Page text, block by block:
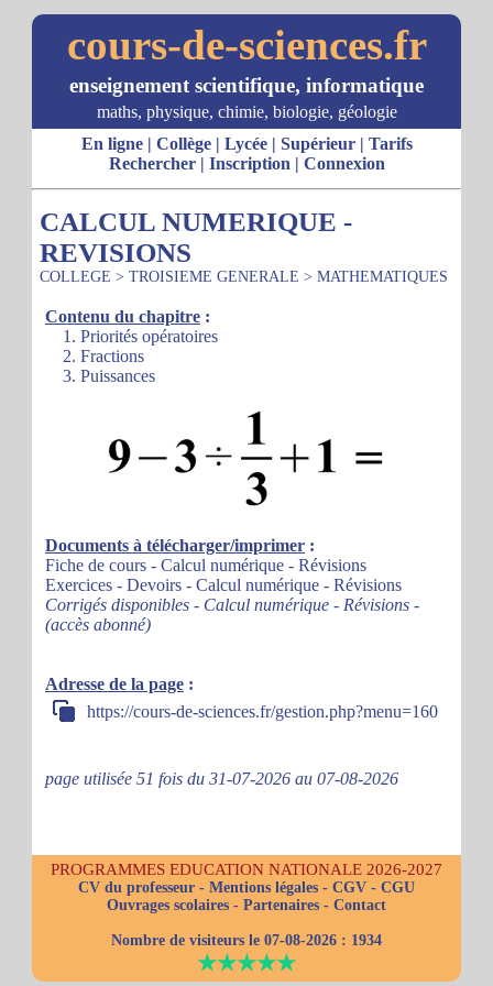
cours-de-sciences.fr
enseignement scientifique, informatique
maths, physique, chimie, biologie, géologie
En ligne| Collège| Lycée| Supérieur| Tarifs
Rechercher| Inscription | Connexion
CALCUL NUMERIQUE -
REVISIONS
COLLEGE > TROISIEME GENERALE > MATHEMATIQUES
Contenu du chapitre :
1. Priorités opératoires
2. Fractions
3. Puissances
Documents à télécharger/imprimer :
Fiche de cours - Calcul numérique - Révisions
Exercices - Devoirs - Calcul numérique - Révisions
Corrigés disponibles - Calcul numérique - Révisions -
(accès abonné)
Adresse de la page :
https://cours-de-sciences.fr/gestion.php?menu=160
page utilisée 51 fois du 31-07-2026 au 07-08-2026
PROGRAMMES EDUCATION NATIONALE 2026-2027
CV du professeur - Mentions légales - CGV - CGU
Ouvrages scolaires - Partenaires - Contact
Nombre de visiteurs le 07-08-2026 : 1934
★★★★★